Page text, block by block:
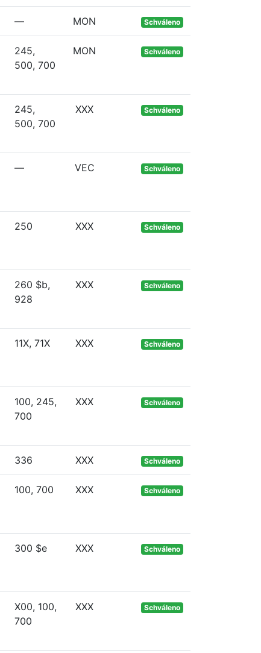
— MON Schváleno
245,
500, 700
MON Schváleno
245,
500, 700
XXX Schváleno
— VEC Schváleno
250 XXX Schváleno
260 $b,
928
XXX Schváleno
11X, 71X XXX Schváleno
100, 245,
700
XXX Schváleno
336 XXX Schváleno
100, 700 XXX Schváleno
300 $e XXX Schváleno
X00, 100,
700
XXX Schváleno